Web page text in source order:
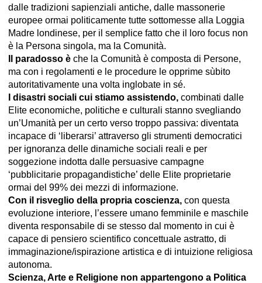
dalle tradizioni sapienziali antiche, dalle massonerie
europee ormai politicamente tutte sottomesse alla Loggia
Madre londinese, per il semplice fatto che il loro focus non
è la Persona singola, ma la Comunità.
Il paradosso è che la Comunità è composta di Persone,
ma con i regolamenti e le procedure le opprime sùbito
autoritativamente una volta inglobate in sé.
I disastri sociali cui stiamo assistendo, combinati dalle
Elite economiche, politiche e culturali stanno svegliando
un’Umanità per un certo verso troppo passiva: diventata
incapace di ‘liberarsi’ attraverso gli strumenti democratici
per ignoranza delle dinamiche sociali reali e per
soggezione indotta dalle persuasive campagne
‘pubblicitarie propagandistiche’ delle Elite proprietarie
ormai del 99% dei mezzi di informazione.
Con il risveglio della propria coscienza, con questa
evoluzione interiore, l’essere umano femminile e maschile
diventa responsabile di se stesso dal momento in cui è
capace di pensiero scientifico concettuale astratto, di
immaginazione/ispirazione artistica e di intuizione religiosa
autonoma.
Scienza, Arte e Religione non appartengono a Politica